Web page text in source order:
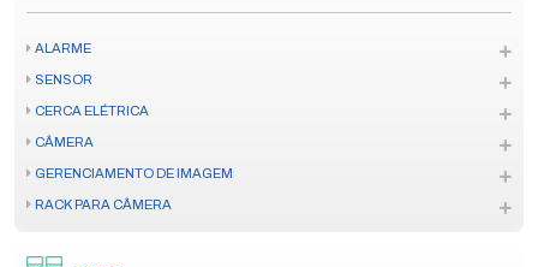
ALARME
SENSOR
CERCA ELÉTRICA
CÂMERA
GERENCIAMENTO DE IMAGEM
RACK PARA CÂMERA